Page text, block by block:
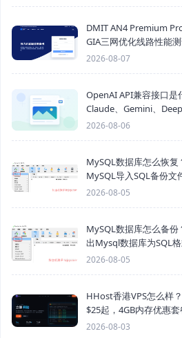
DMIT AN4 Premium
GIA三网优化线路性能
2026-08-07
OpenAI API兼容接口是
Claude、Gemini、
2026-08-06
MySQL数据库怎么恢
MySQL导入SQL备份文
2026-08-05
MySQL数据库怎么备
出Mysql数据库为SQL
2026-08-05
HHost香港VPS怎么样
$25起，4GB内存优惠套
2026-08-03